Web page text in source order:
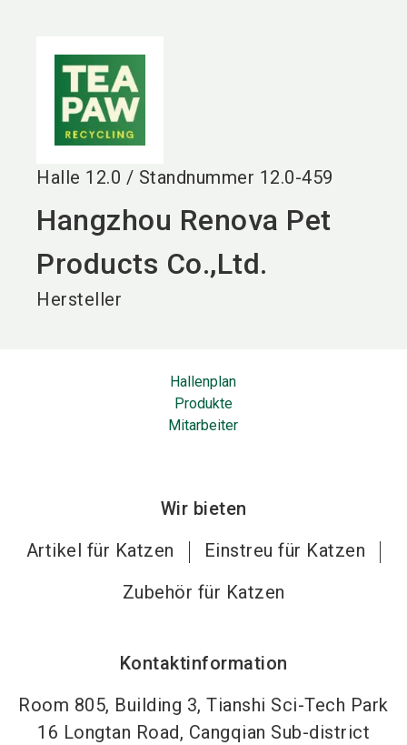
Halle 12.0 / Standnummer 12.0-459
Hangzhou Renova Pet
Products Co.,Ltd.
Hersteller
Hallenplan
Produkte
Mitarbeiter
Wir bieten
Artikel für Katzen
Einstreu für Katzen
Zubehör für Katzen
Kontaktinformation
Room 805, Building 3, Tianshi Sci-Tech Park
16 Longtan Road, Cangqian Sub-district